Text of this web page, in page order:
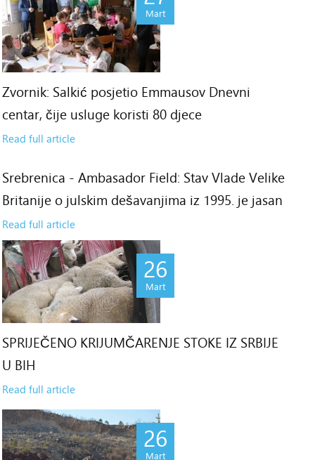
Mart
Zvornik: Salkić posjetio Emmausov Dnevni
centar, čije usluge koristi 80 djece
Read full article
Srebrenica - Ambasador Field: Stav Vlade Velike
Britanije o julskim dešavanjima iz 1995. je jasan
Read full article
26
Mart
SPRIJEČENO KRIJUMČARENJE STOKE IZ SRBIJE
U BIH
Read full article
26
Mart